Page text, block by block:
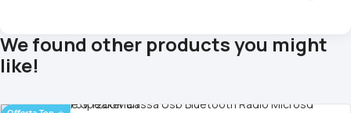
We found other products you might
like!